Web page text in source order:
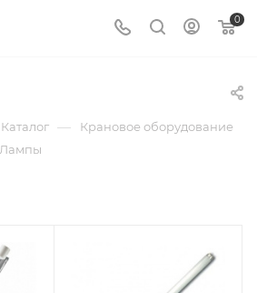
0
Каталог — Крановое оборудование
Лампы